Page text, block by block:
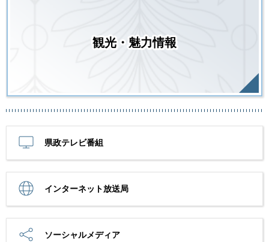
観光・魅力情報
県政テレビ番組
インターネット放送局
ソーシャルメディア